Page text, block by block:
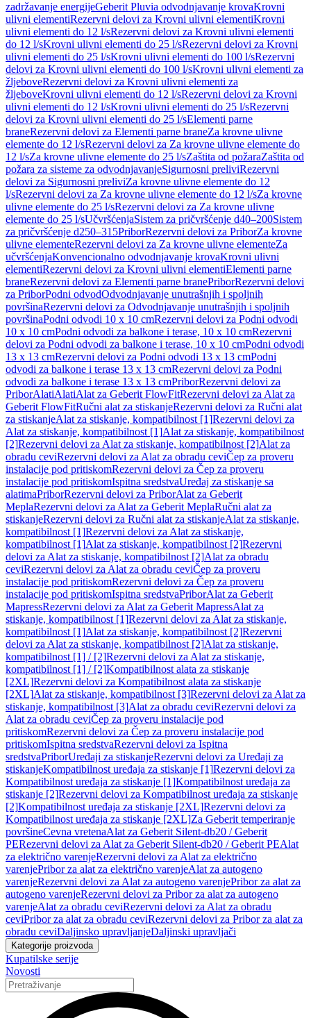
zadržavanje energijeGeberit Pluvia odvodnjavanje krovaKrovni
ulivni elementiRezervni delovi za Krovni ulivni elementiKrovni
ulivni elementi do 12 l/sRezervni delovi za Krovni ulivni elementi
do 12 l/sKrovni ulivni elementi do 25 l/sRezervni delovi za Krovni
ulivni elementi do 25 l/sKrovni ulivni elementi do 100 l/sRezervni
delovi za Krovni ulivni elementi do 100 l/sKrovni ulivni elementi za
žljeboveRezervni delovi za Krovni ulivni elementi za
žljeboveKrovni ulivni elementi do 12 l/sRezervni delovi za Krovni
ulivni elementi do 12 l/sKrovni ulivni elementi do 25 l/sRezervni
delovi za Krovni ulivni elementi do 25 l/sElementi parne
braneRezervni delovi za Elementi parne braneZa krovne ulivne
elemente do 12 l/sRezervni delovi za Za krovne ulivne elemente do
12 l/sZa krovne ulivne elemente do 25 l/sZaštita od požaraZaštita od
požara za sisteme za odvodnjavanjeSigurnosni preliviRezervni
delovi za Sigurnosni preliviZa krovne ulivne elemente do 12
l/sRezervni delovi za Za krovne ulivne elemente do 12 l/sZa krovne
ulivne elemente do 25 l/sRezervni delovi za Za krovne ulivne
elemente do 25 l/sUčvršćenjaSistem za pričvršćenje d40–200Sistem
za pričvršćenje d250–315PriborRezervni delovi za PriborZa krovne
ulivne elementeRezervni delovi za Za krovne ulivne elementeZa
učvršćenjaKonvencionalno odvodnjavanje krovaKrovni ulivni
elementiRezervni delovi za Krovni ulivni elementiElementi parne
braneRezervni delovi za Elementi parne branePriborRezervni delovi
za PriborPodni odvodOdvodnjavanje unutrašnjih i spoljnih
površinaRezervni delovi za Odvodnjavanje unutrašnjih i spoljnih
površinaPodni odvodi 10 x 10 cmRezervni delovi za Podni odvodi
10 x 10 cmPodni odvodi za balkone i terase, 10 x 10 cmRezervni
delovi za Podni odvodi za balkone i terase, 10 x 10 cmPodni odvodi
13 x 13 cmRezervni delovi za Podni odvodi 13 x 13 cmPodni
odvodi za balkone i terase 13 x 13 cmRezervni delovi za Podni
odvodi za balkone i terase 13 x 13 cmPriborRezervni delovi za
PriborAlatiAlatiAlat za Geberit FlowFitRezervni delovi za Alat za
Geberit FlowFitRučni alat za stiskanjeRezervni delovi za Ručni alat
za stiskanjeAlat za stiskanje, kompatibilnost [1]Rezervni delovi za
Alat za stiskanje, kompatibilnost [1]Alat za stiskanje, kompatibilnost
[2]Rezervni delovi za Alat za stiskanje, kompatibilnost [2]Alat za
obradu ceviRezervni delovi za Alat za obradu ceviČep za proveru
instalacije pod pritiskomRezervni delovi za Čep za proveru
instalacije pod pritiskomIspitna sredstvaUređaj za stiskanje sa
alatimaPriborRezervni delovi za PriborAlat za Geberit
MeplaRezervni delovi za Alat za Geberit MeplaRučni alat za
stiskanjeRezervni delovi za Ručni alat za stiskanjeAlat za stiskanje,
kompatibilnost [1]Rezervni delovi za Alat za stiskanje,
kompatibilnost [1]Alat za stiskanje, kompatibilnost [2]Rezervni
delovi za Alat za stiskanje, kompatibilnost [2]Alat za obradu
ceviRezervni delovi za Alat za obradu ceviČep za proveru
instalacije pod pritiskomRezervni delovi za Čep za proveru
instalacije pod pritiskomIspitna sredstvaPriborAlat za Geberit
MapressRezervni delovi za Alat za Geberit MapressAlat za
stiskanje, kompatibilnost [1]Rezervni delovi za Alat za stiskanje,
kompatibilnost [1]Alat za stiskanje, kompatibilnost [2]Rezervni
delovi za Alat za stiskanje, kompatibilnost [2]Alat za stiskanje,
kompatibilnost [1] / [2]Rezervni delovi za Alat za stiskanje,
kompatibilnost [1] / [2]Kompatibilnost alata za stiskanje
[2XL]Rezervni delovi za Kompatibilnost alata za stiskanje
[2XL]Alat za stiskanje, kompatibilnost [3]Rezervni delovi za Alat za
stiskanje, kompatibilnost [3]Alat za obradu ceviRezervni delovi za
Alat za obradu ceviČep za proveru instalacije pod
pritiskomRezervni delovi za Čep za proveru instalacije pod
pritiskomIspitna sredstvaRezervni delovi za Ispitna
sredstvaPriborUređaji za stiskanjeRezervni delovi za Uređaji za
stiskanjeKompatibilnost uređaja za stiskanje [1]Rezervni delovi za
Kompatibilnost uređaja za stiskanje [1]Kompatibilnost uređaja za
stiskanje [2]Rezervni delovi za Kompatibilnost uređaja za stiskanje
[2]Kompatibilnost uređaja za stiskanje [2XL]Rezervni delovi za
Kompatibilnost uređaja za stiskanje [2XL]Za Geberit temperiranje
površineCevna vretenaAlat za Geberit Silent-db20 / Geberit
PERezervni delovi za Alat za Geberit Silent-db20 / Geberit PEAlat
za električno varenjeRezervni delovi za Alat za električno
varenjePribor za alat za električno varenjeAlat za autogeno
varenjeRezervni delovi za Alat za autogeno varenjePribor za alat za
autogeno varenjeRezervni delovi za Pribor za alat za autogeno
varenjeAlat za obradu ceviRezervni delovi za Alat za obradu
ceviPribor za alat za obradu ceviRezervni delovi za Pribor za alat za
obradu ceviDaljinsko upravljanjeDaljinski upravljači
Kategorije proizvoda
Kupatilske serije
Novosti